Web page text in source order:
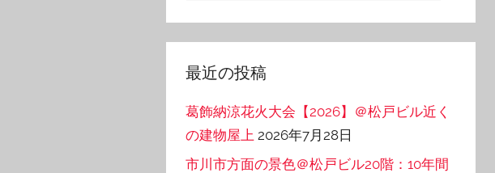
ー
最近の投稿
葛飾納涼花火大会【2026】＠松戸ビル近く
の建物屋上 2026年7月28日
市川市方面の景色＠松戸ビル20階：10年間